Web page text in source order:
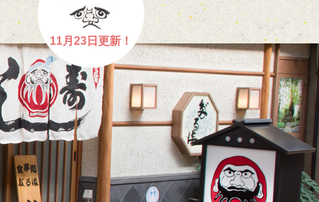
11月23日更新！